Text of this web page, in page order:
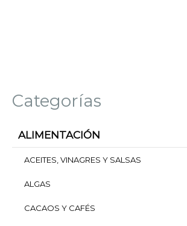
Categorías
ALIMENTACIÓN
ACEITES, VINAGRES Y SALSAS
ALGAS
CACAOS Y CAFÉS